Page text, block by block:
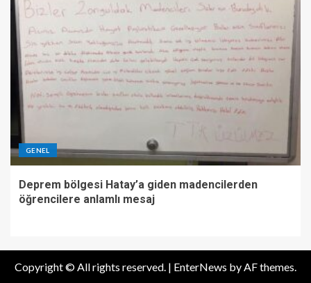
GENEL
Deprem bölgesi Hatay’a giden madencilerden
öğrencilere anlamlı mesaj
Copyright © All rights reserved. | EnterNews by AF themes.